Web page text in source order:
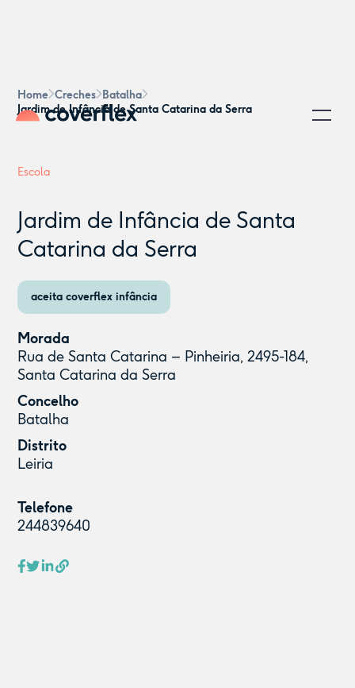
Home Creches
Batalha
Jardim de Infância de Santa Catarina da Serra
Escola
Jardim de Infância de Santa
Catarina da Serra
aceita coverflex infância
Morada
Rua de Santa Catarina – Pinheiria, 2495-184,
Santa Catarina da Serra
Concelho
Batalha
Distrito
Leiria
Telefone
244839640